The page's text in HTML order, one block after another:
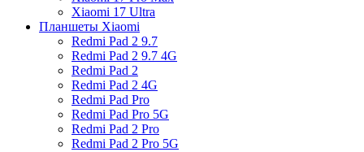
Xiaomi 17 Ultra
Планшеты Xiaomi
Redmi Pad 2 9.7
Redmi Pad 2 9.7 4G
Redmi Pad 2
Redmi Pad 2 4G
Redmi Pad Pro
Redmi Pad Pro 5G
Redmi Pad 2 Pro
Redmi Pad 2 Pro 5G